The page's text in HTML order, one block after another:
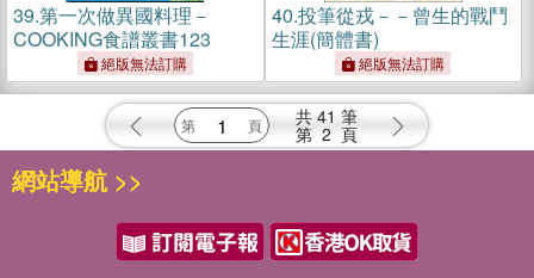
39.第一次做異國料理－
COOKING食譜叢書123
絕版無法訂購
40.投筆從戎－－曾生的戰鬥
生涯(簡體書)
絕版無法訂購
共 41 筆
第 2 頁
網站導航 >>